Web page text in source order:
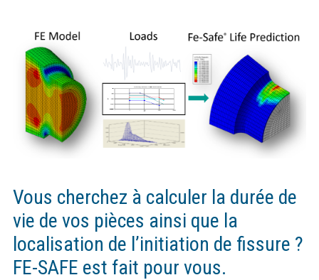
Vous cherchez à calculer la durée de
vie de vos pièces ainsi que la
localisation de l’initiation de fissure ?
FE-SAFE est fait pour vous.